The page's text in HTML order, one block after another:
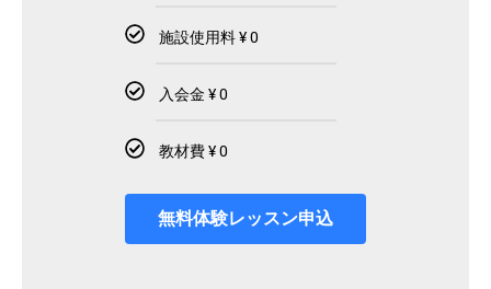
施設使用料 ¥ 0
入会金 ¥ 0
教材費 ¥ 0
無料体験レッスン申込